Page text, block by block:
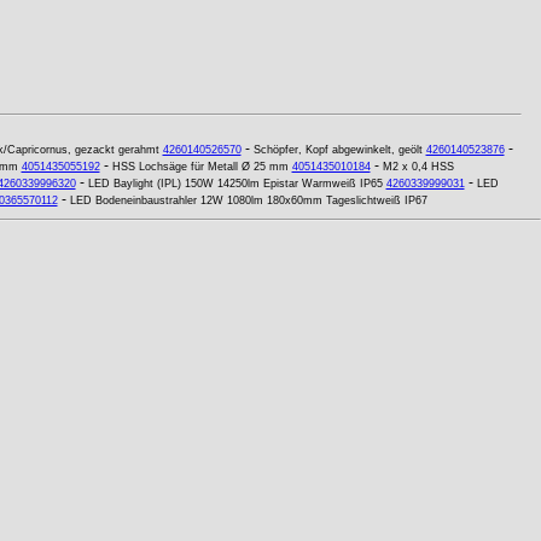
Capricornus, gezackt gerahmt 4260140526570- Schöpfer, Kopf abgewinkelt, geölt 4260140523876-
4051435055192- HSS Lochsäge für Metall Ø 25 mm 4051435010184- M2 x 0,4 HSS
- LED Baylight (IPL) 150W 14250lm Epistar Warmweiß IP65 4260339999031- LED
- LED Bodeneinbaustrahler 12W 1080lm 180x60mm Tageslichtweiß IP67